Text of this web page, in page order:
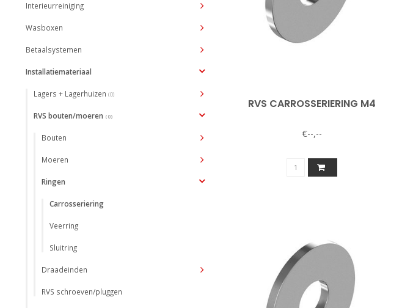
Interieurreiniging
Wasboxen
Betaalsystemen
Installatiemateriaal
Lagers + Lagerhuizen (0)
RVS bouten/moeren (0)
Bouten
Moeren
Ringen
Carrosseriering
Veerring
Sluitring
Draadeinden
RVS schroeven/pluggen
RVS CARROSSERIERING M4
€--,--